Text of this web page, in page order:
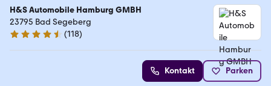
H&S Automobile Hamburg GMBH
23795 Bad Segeberg
4.6 Sterne
(118)
Kontakt Parken